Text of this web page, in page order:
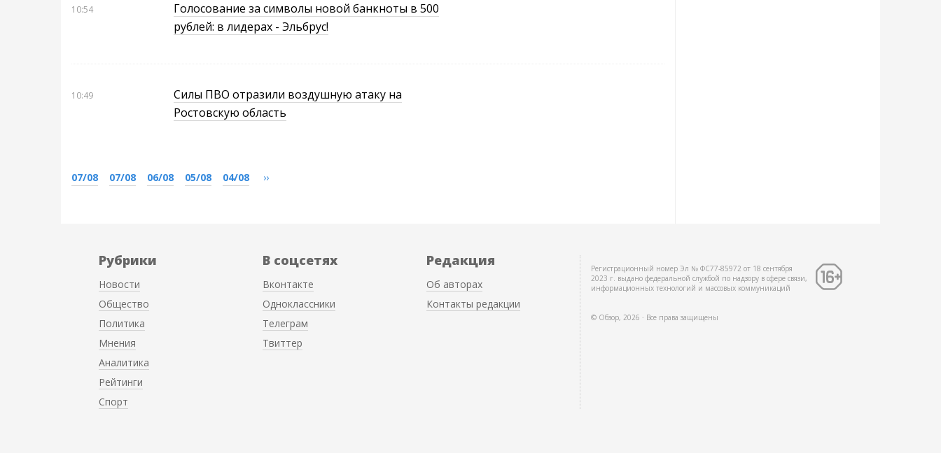
10:54
Голосование за символы новой банкноты в 500
рублей: в лидерах - Эльбрус!
10:49
Силы ПВО отразили воздушную атаку на
Ростовскую область
07/08 07/08 06/08 05/08 04/08 ››
Рубрики
Новости
Общество
Политика
Мнения
Аналитика
Рейтинги
Спорт
В соцсетях
Вконтакте
Одноклассники
Телеграм
Твиттер
Редакция
Об авторах
Контакты редакции
Регистрационный номер Эл № ФС77-85972 от 18 сентября
2023 г. выдано федеральной службой по надзору в сфере связи,
информационных технологий и массовых коммуникаций
© Обзор, 2026 ∙ Все права защищены